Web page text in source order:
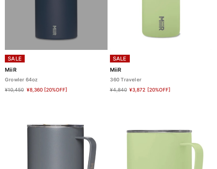
SALE
MiiR
Growler 64oz
¥10,450 ¥8,360 [20%OFF]
SALE
MiiR
360 Traveler
¥4,840 ¥3,872 [20%OFF]